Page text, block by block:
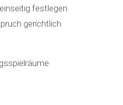
festlegen
gerichtlich